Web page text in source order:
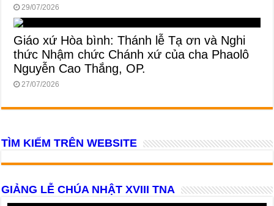
29/07/2026
Giáo xứ Hòa bình: Thánh lễ Tạ ơn và Nghi
thức Nhậm chức Chánh xứ của cha Phaolô
Nguyễn Cao Thắng, OP.
27/07/2026
TÌM KIẾM TRÊN WEBSITE
GIẢNG LỄ CHÚA NHẬT XVIII TNA